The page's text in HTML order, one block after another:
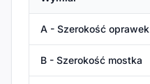
A - Szerokość oprawek
B - Szerokość mostka